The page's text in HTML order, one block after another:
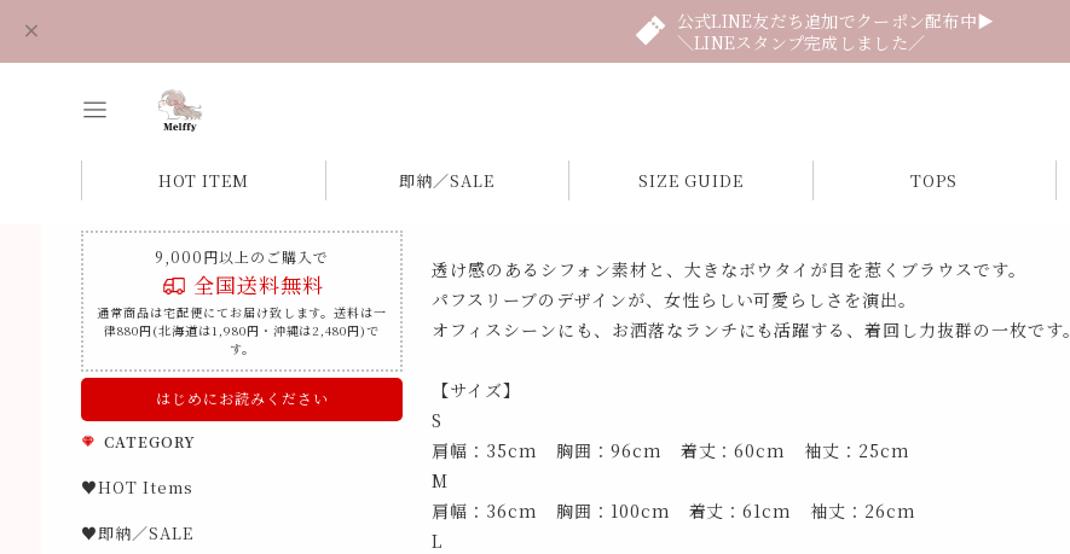
公式LINE友だち追加でクーポン配布中▶
＼LINEスタンプ完成しました／
HOT ITEM 即納／SALE SIZE GUIDE TOPS
9,000円以上のご購入で
全国送料無料
通常商品は宅配便にてお届け致します。送料は一
律880円(北海道は1,980円・沖縄は2,480円)で
す。
はじめにお読みください
CATEGORY
♥HOT Items
♥即納／SALE
透け感のあるシフォン素材と、大きなボウタイが目を惹くブラウスです。
パフスリーブのデザインが、女性らしい可愛らしさを演出。
オフィスシーンにも、お洒落なランチにも活躍する、着回し力抜群の一枚です。
【サイズ】
S
肩幅：35cm 胸囲：96cm 着丈：60cm 袖丈：25cm
M
肩幅：36cm 胸囲：100cm 着丈：61cm 袖丈：26cm
L